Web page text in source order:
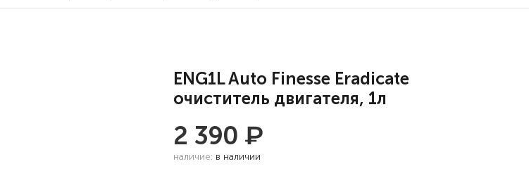
ENG1L Auto Finesse Eradicate
очиститель двигателя, 1л
2 390 ₽
наличие: в наличии